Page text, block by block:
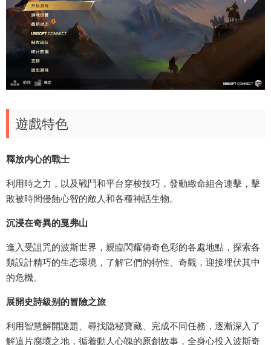
遊戲特色
釋放内心的戰士
利用時之力，以及戰鬥和平台穿梭技巧，發動緻命組合連擊，擊
敗被時間侵蝕心智的敵人和各種神話生物。
沉浸在奇異的戛弗山
進入受詛咒的波斯世界，親臨閃耀傳奇色彩的各處地點，探索各
類設計精巧的生态環境，了解它們的特性、奇觀，迎接埋伏其中
的危機。
展開史詩級别的冒險之旅
利用智慧解開謎題、尋找隐秘寶藏、完成不同任務，逐漸深入了
解這片腐壞之地，循着動人心魄的原創故事，全身心投入波斯奇